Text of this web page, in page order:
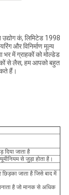
कं, लिमिटेड 1998
और विनिर्माण मूल्य
भर में ग्राहकों को मोल्डेड
से लैस, हम आपको बहुत
हैं।
जाता है
से जुड़ा होता है।
जाता है जिसे बाद में
है जो मानक से अधिक